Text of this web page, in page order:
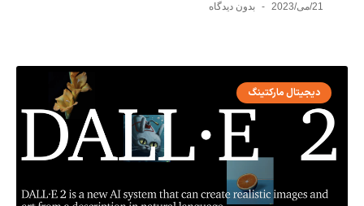
21/می/2023 بدون دیدگاه
دیجیتال مارکتینگ